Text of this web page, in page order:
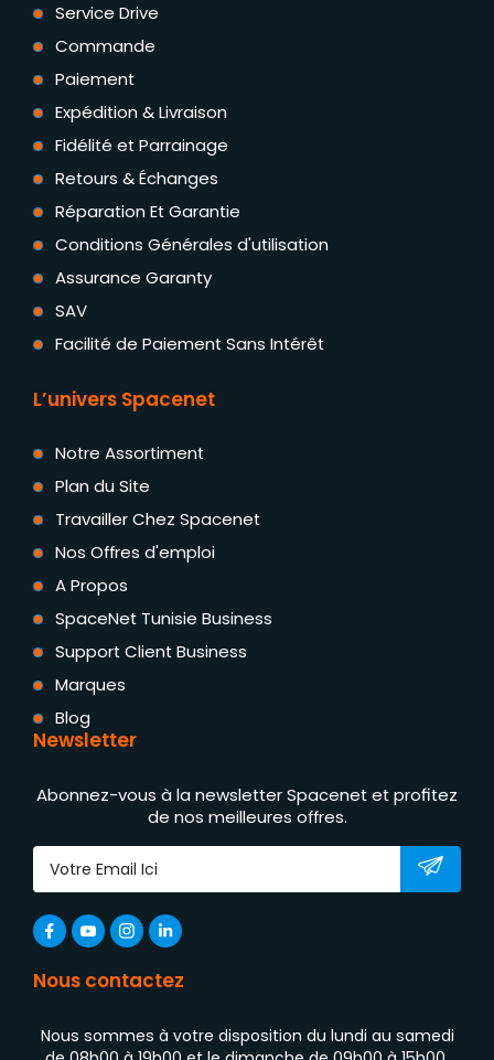
Service Drive
Commande
Paiement
Expédition & Livraison
Fidélité et Parrainage
Retours & Échanges
Réparation Et Garantie
Conditions Générales d'utilisation
Assurance Garanty
SAV
Facilité de Paiement Sans Intérêt
L’univers Spacenet
Notre Assortiment
Plan du Site
Travailler Chez Spacenet
Nos Offres d'emploi
A Propos
SpaceNet Tunisie Business
Support Client Business
Marques
Blog
Newsletter
Abonnez-vous à la newsletter Spacenet et profitez
de nos meilleures offres.
Nous contactez
Nous sommes à votre disposition du lundi au samedi